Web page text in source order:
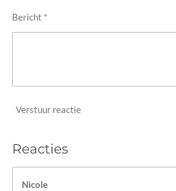
Bericht *
Verstuur reactie
Reacties
Nicole